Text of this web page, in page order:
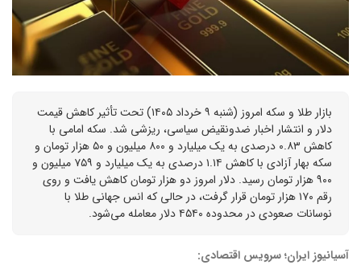
بازار طلا و سکه امروز (شنبه ۹ خرداد ۱۴۰۵) تحت تأثیر کاهش قیمت
دلار و انتشار اخبار ضدونقیض سیاسی، ریزشی شد. سکه امامی با
کاهش ۰.۸۳ درصدی به یک میلیارد و ۸۰۰ میلیون و ۵۰ هزار تومان و
سکه بهار آزادی با کاهش ۱.۱۴ درصدی به یک میلیارد و ۷۵۹ میلیون و
۹۰۰ هزار تومان رسید. دلار امروز دو هزار تومان کاهش یافت و روی
رقم ۱۷۰ هزار تومان قرار گرفت، در حالی که انس جهانی طلا با
نوسانات صعودی در محدوده ۴۵۴۰ دلار معامله می‌شود.
آسیانیوز ایران؛ سرویس اقتصادی: